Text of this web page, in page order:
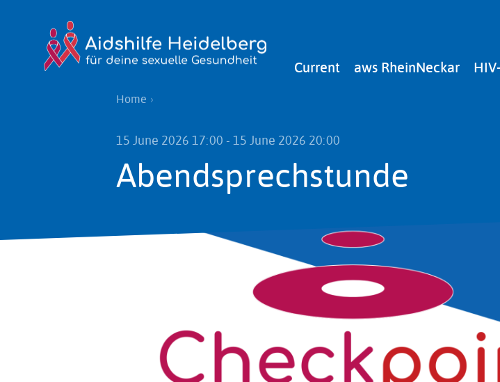
content
VorCurrent aws RheinNeckar
Breadcrumb
Home
15 June 2026 17:00 -15 June 2026 20:00
Abendsprechstunde